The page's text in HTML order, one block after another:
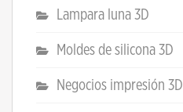
Lampara luna 3D
Moldes de silicona 3D
Negocios impresión 3D